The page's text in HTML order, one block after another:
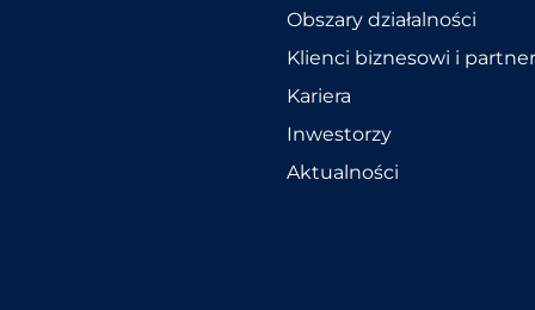
Obszary działalności
Klienci biznesowi i
Kariera
Inwestorzy
Aktualności